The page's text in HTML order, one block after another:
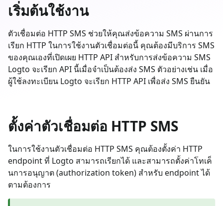
เริ่มต้นใช้งาน
ตัวเชื่อมต่อ HTTP SMS ช่วยให้คุณส่งข้อความ SMS ผ่านการ
เรียก HTTP ในการใช้งานตัวเชื่อมต่อนี้ คุณต้องมีบริการ SMS
ของคุณเองที่เปิดเผย HTTP API สำหรับการส่งข้อความ SMS
Logto จะเรียก API นี้เมื่อจำเป็นต้องส่ง SMS ตัวอย่างเช่น เมื่อ
ผู้ใช้ลงทะเบียน Logto จะเรียก HTTP API เพื่อส่ง SMS ยืนยัน
ตั้งค่าตัวเชื่อมต่อ HTTP SMS
ในการใช้งานตัวเชื่อมต่อ HTTP SMS คุณต้องตั้งค่า HTTP
endpoint ที่ Logto สามารถเรียกได้ และสามารถตั้งค่าโทเค็
นการอนุญาต (authorization token) สำหรับ endpoint ได้
ตามต้องการ